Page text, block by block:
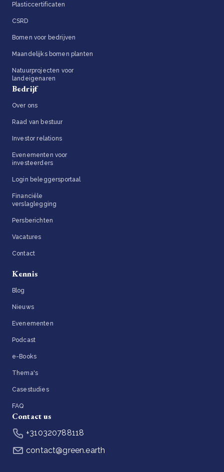
Plasticcertificaten
CSRD
Bomen voor bedrijven
Maandelijks bomen planten
Natuurprojecten voor
landeigenaren
Bedrijf
Over ons
Raad van bestuur
Investor relations
Evenementen voor
investeerders
Login beleggersportaal
Financiële
verslaglegging
Persberichten
Vacatures
Contact
Kennis
Blog
Nieuws
Evenementen
Podcast
e-Books
Thema's
Casestudies
FAQ
Contact us
+310320788118
contact@green.earth